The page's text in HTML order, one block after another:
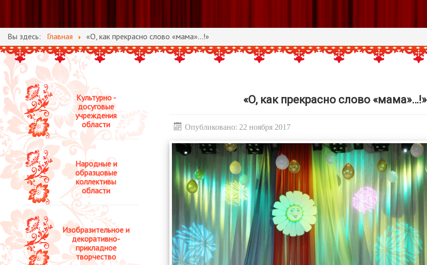
Вы здесь: Главная «О, как прекрасно слово «мама»…!»
Культурно -
досуговые
учреждения
области
Народные и
образцовые
коллективы
области
Изобразительное и
декоративно-
прикладное
творчество
«О, как прекрасно слово «мама»…!»
Опубликовано: 22 ноября 2017